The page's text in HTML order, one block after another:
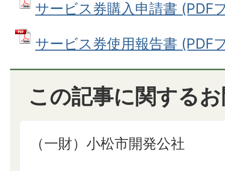
サービス券購入申請書 (PDF
サービス券使用報告書 (PDF
この記事に関する
（一財）小松市開発公社